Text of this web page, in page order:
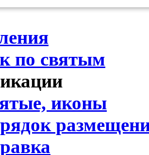
по святым
иконы